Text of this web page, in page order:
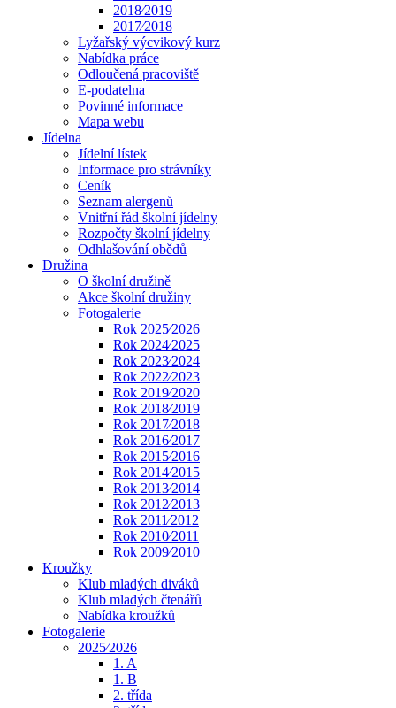
2018⁄2019
2017⁄2018
Lyžařský výcvikový kurz
Nabídka práce
Odloučená pracoviště
E-podatelna
Povinné informace
Mapa webu
Jídelna
Jídelní lístek
Informace pro strávníky
Ceník
Seznam alergenů
Vnitřní řád školní jídelny
Rozpočty školní jídelny
Odhlašování obědů
Družina
O školní družině
Akce školní družiny
Fotogalerie
Rok 2025⁄2026
Rok 2024⁄2025
Rok 2023⁄2024
Rok 2022⁄2023
Rok 2019⁄2020
Rok 2018⁄2019
Rok 2017⁄2018
Rok 2016⁄2017
Rok 2015⁄2016
Rok 2014⁄2015
Rok 2013⁄2014
Rok 2012⁄2013
Rok 2011⁄2012
Rok 2010⁄2011
Rok 2009⁄2010
Kroužky
Klub mladých diváků
Klub mladých čtenářů
Nabídka kroužků
Fotogalerie
2025⁄2026
1. A
1. B
2. třída